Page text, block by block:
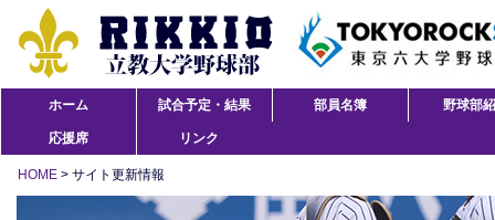
ホーム 試合予定・結果 部員名簿 野球部
応援席 リンク
HOME > サイト更新情報